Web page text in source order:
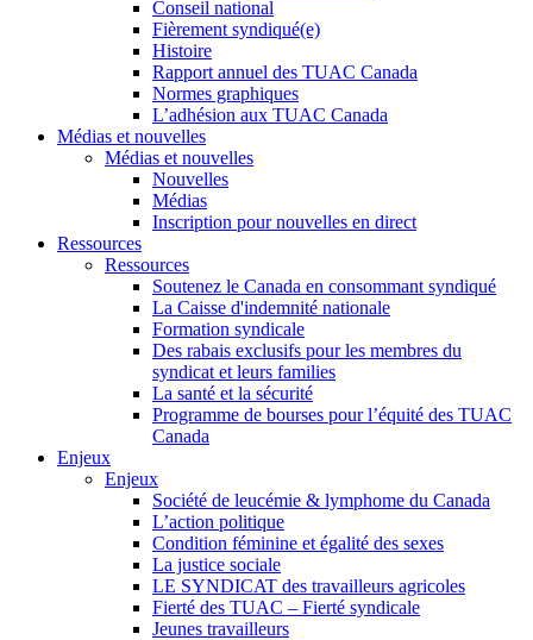
Conseil national
Fièrement syndiqué(e)
Histoire
Rapport annuel des TUAC Canada
Normes graphiques
L’adhésion aux TUAC Canada
Médias et nouvelles
Médias et nouvelles
Nouvelles
Médias
Inscription pour nouvelles en direct
Ressources
Ressources
Soutenez le Canada en consommant syndiqué
La Caisse d'indemnité nationale
Formation syndicale
Des rabais exclusifs pour les membres du
syndicat et leurs families
La santé et la sécurité
Programme de bourses pour l’équité des TUAC
Canada
Enjeux
Enjeux
Société de leucémie & lymphome du Canada
L’action politique
Condition féminine et égalité des sexes
La justice sociale
LE SYNDICAT des travailleurs agricoles
Fierté des TUAC – Fierté syndicale
Jeunes travailleurs